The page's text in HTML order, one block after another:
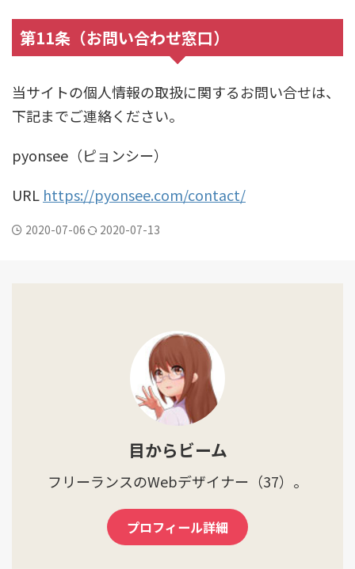
第11条（お問い合わせ窓口）
当サイトの個人情報の取扱に関するお問い合せは、
下記までご連絡ください。
pyonsee（ピョンシー）
URL https://pyonsee.com/contact/
2020-07-06 2020-07-13
目からビーム
フリーランスのWebデザイナー（37）。
プロフィール詳細